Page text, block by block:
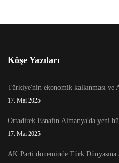
Köşe Yazıları
Türkiye'nin ekonomik kalkınması ve
17. Mai 2025
Ortadirek Esnafın Almanya'da yeni
17. Mai 2025
AK Parti döneminde Türk